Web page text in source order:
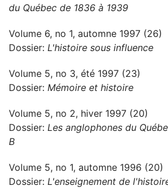
du Québec de 1836 à 1939
Volume 6, no 1, automne 1997 (26)
Dossier: L'histoire sous influence
Volume 5, no 3, été 1997 (23)
Dossier: Mémoire et histoire
Volume 5, no 2, hiver 1997 (20)
Dossier: Les anglophones du
B
Volume 5, no 1, automne 1996 (20)
Dossier: L'enseignement de